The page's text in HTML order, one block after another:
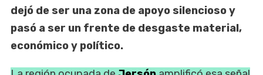
dejó de ser una zona de apoyo silencioso y
pasó a ser un frente de desgaste material,
económico y político.